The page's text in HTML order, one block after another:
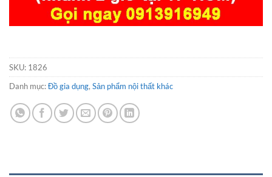
SKU: 1826
Danh mục:Đồ gia dụng, Sản phẩm nội thất khác